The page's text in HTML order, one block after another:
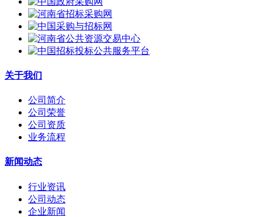
关于我们
公司简介
公司荣誉
公司资质
业务流程
新闻动态
行业资讯
公司动态
企业新闻